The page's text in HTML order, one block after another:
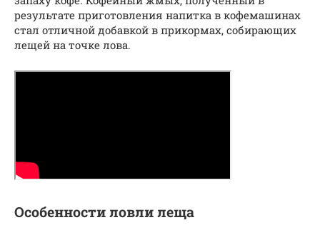
результате приготовления напитка в кофемашинах
стал отличной добавкой в прикормах, собирающих
лещей на точке лова.
Особенности ловли леща